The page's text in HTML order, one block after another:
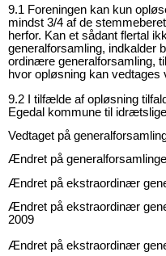
9.1 Foreningen kan kun
mindst 3/4 af de
herfor. Kan et sådant flertal
generalforsamling, indkalder
ordinære generalforsamling,
hvor opløsning kan
9.2 I tilfælde af opløsning
Egedal kommune til idrætslige
Vedtaget på
Ændret på
Ændret på ekstraordinær
Ændret på ekstraordinær
2009
Ændret på ekstraordinær